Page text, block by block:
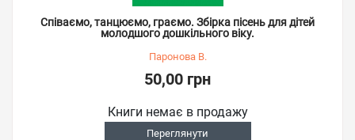
Співаємо, танцюємо, граємо. Збірка пісень для дітей
молодшого дошкільного віку.
Паронова В.
50,00 грн
Книги немає в продажу
Переглянути